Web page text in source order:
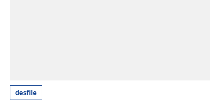
desfile